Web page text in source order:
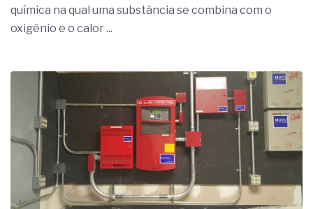
química na qual uma substância se combina com o
oxigênio e o calor ...